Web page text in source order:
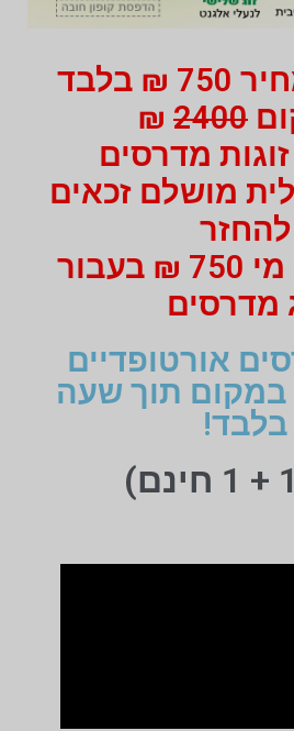
מדרסים מחיר 750 ₪ בלבד
2400
₪
מושלם זכאים
להחזר
של 475 ₪ מי 750 ₪ בעבור
מדרסים
אורטופדיים
במקום תוך שעה
בלבד!